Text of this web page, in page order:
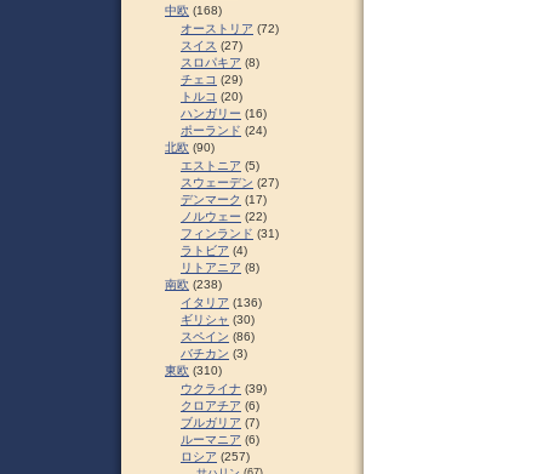
中欧 (168)
オーストリア (72)
スイス (27)
スロパキア (8)
チェコ (29)
トルコ (20)
ハンガリー (16)
ポーランド (24)
北欧 (90)
エストニア (5)
スウェーデン (27)
デンマーク (17)
ノルウェー (22)
フィンランド (31)
ラトビア (4)
リトアニア (8)
南欧 (238)
イタリア (136)
ギリシャ (30)
スペイン (86)
バチカン (3)
東欧 (310)
ウクライナ (39)
クロアチア (6)
ブルガリア (7)
ルーマニア (6)
ロシア (257)